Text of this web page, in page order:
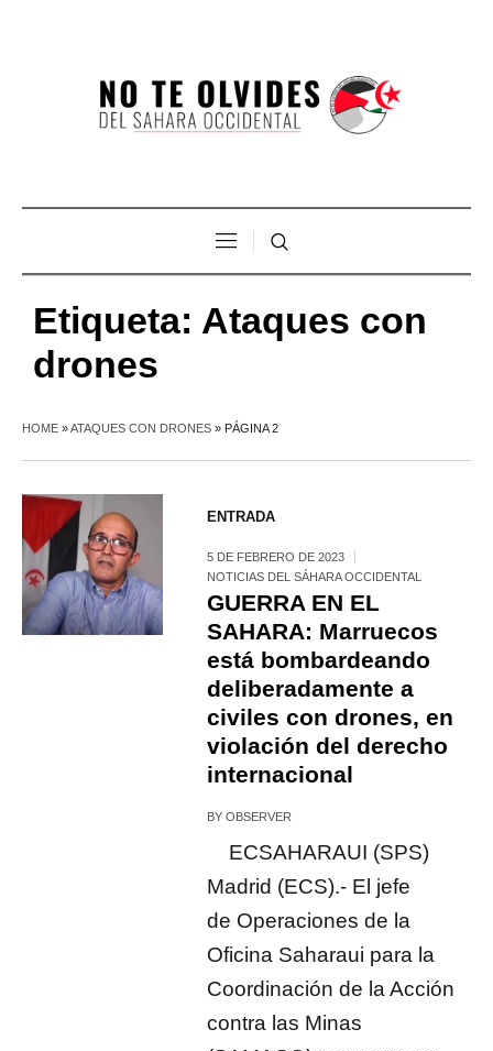
Etiqueta: Ataques con
drones
HOME »ATAQUES CON DRONES » PÁGINA 2
ENTRADA
5 DE FEBRERO DE 2023
NOTICIAS DEL SÁHARA OCCIDENTAL
GUERRA EN EL
SAHARA: Marruecos
está bombardeando
deliberadamente a
civiles con drones, en
violación del derecho
internacional
BYOBSERVER
ECSAHARAUI (SPS)
Madrid (ECS).- El jefe
de Operaciones de la
Oficina Saharaui para la
Coordinación de la Acción
contra las Minas